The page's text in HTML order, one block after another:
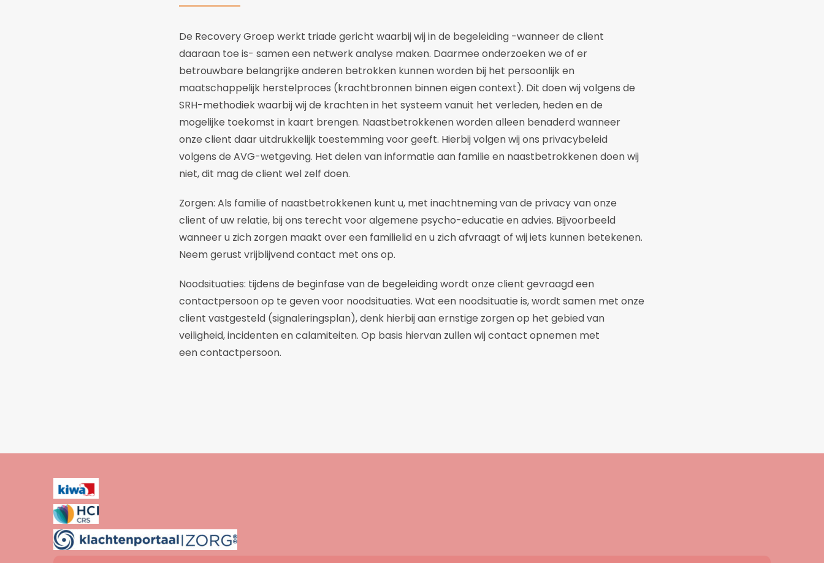
De Recovery Groep werkt triade gericht waarbij wij in de begeleiding -wanneer de client
daaraan toe is- samen een netwerk analyse maken. Daarmee onderzoeken we of er
betrouwbare belangrijke anderen betrokken kunnen worden bij het persoonlijk en
maatschappelijk herstelproces (krachtbronnen binnen eigen context). Dit doen wij volgens de
SRH-methodiek waarbij wij de krachten in het systeem vanuit het verleden, heden en de
mogelijke toekomst in kaart brengen. Naastbetrokkenen worden alleen benaderd wanneer
onze client daar uitdrukkelijk toestemming voor geeft. Hierbij volgen wij ons privacybeleid
volgens de AVG-wetgeving. Het delen van informatie aan familie en naastbetrokkenen doen wij
niet, dit mag de client wel zelf doen.
Zorgen: Als familie of naastbetrokkenen kunt u, met inachtneming van de privacy van onze
client of uw relatie, bij ons terecht voor algemene psycho-educatie en advies. Bijvoorbeeld
wanneer u zich zorgen maakt over een familielid en u zich afvraagt of wij iets kunnen betekenen.
Neem gerust vrijblijvend contact met ons op.
Noodsituaties: tijdens de beginfase van de begeleiding wordt onze client gevraagd een
contactpersoon op te geven voor noodsituaties. Wat een noodsituatie is, wordt samen met onze
client vastgesteld (signaleringsplan), denk hierbij aan ernstige zorgen op het gebied van
veiligheid, incidenten en calamiteiten. Op basis hiervan zullen wij contact opnemen met
een contactpersoon.